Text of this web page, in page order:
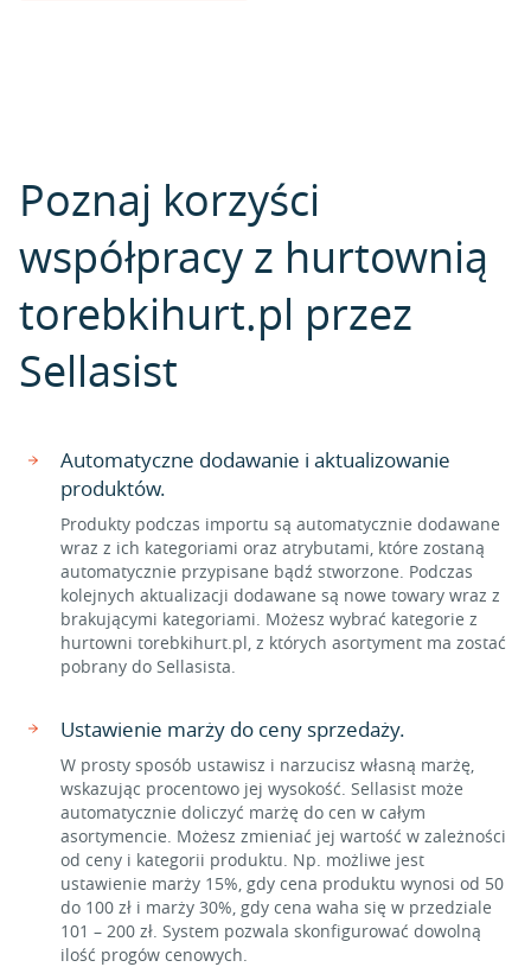
Poznaj korzyści
współpracy z hurtownią
torebkihurt.pl przez
Sellasist
Automatyczne dodawanie i aktualizowanie
produktów.
Produkty podczas importu są automatycznie dodawane
wraz z ich kategoriami oraz atrybutami, które zostaną
automatycznie przypisane bądź stworzone. Podczas
kolejnych aktualizacji dodawane są nowe towary wraz z
brakującymi kategoriami. Możesz wybrać kategorie z
hurtowni torebkihurt.pl, z których asortyment ma zostać
pobrany do Sellasista.
Ustawienie marży do ceny sprzedaży.
W prosty sposób ustawisz i narzucisz własną marżę,
wskazując procentowo jej wysokość. Sellasist może
automatycznie doliczyć marżę do cen w całym
asortymencie. Możesz zmieniać jej wartość w zależności
od ceny i kategorii produktu. Np. możliwe jest
ustawienie marży 15%, gdy cena produktu wynosi od 50
do 100 zł i marży 30%, gdy cena waha się w przedziale
101 – 200 zł. System pozwala skonfigurować dowolną
ilość progów cenowych.